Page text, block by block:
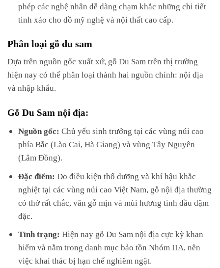
phép các nghệ nhân dễ dàng chạm khắc những chi tiết
tinh xảo cho đồ mỹ nghệ và nội thất cao cấp.
Phân loại gỗ du sam
Dựa trên nguồn gốc xuất xứ, gỗ Du Sam trên thị trường
hiện nay có thể phân loại thành hai nguồn chính: nội địa
và nhập khẩu.
Gỗ Du Sam nội địa:
Nguồn gốc: Chủ yếu sinh trưởng tại các vùng núi cao
phía Bắc (Lào Cai, Hà Giang) và vùng Tây Nguyên
(Lâm Đồng).
Đặc điểm: Do điều kiện thổ dưỡng và khí hậu khắc
nghiệt tại các vùng núi cao Việt Nam, gỗ nội địa thường
có thớ rất chắc, vân gỗ mịn và mùi hương tinh dầu đậm
đặc.
Tình trạng: Hiện nay gỗ Du Sam nội địa cực kỳ khan
hiếm và nằm trong danh mục bảo tồn Nhóm IIA, nên
việc khai thác bị hạn chế nghiêm ngặt.